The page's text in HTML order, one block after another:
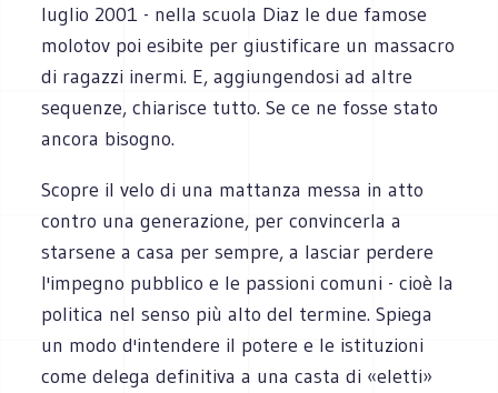
luglio 2001 - nella scuola Diaz le due famose
molotov poi esibite per giustificare un massacro
di ragazzi inermi. E, aggiungendosi ad altre
sequenze, chiarisce tutto. Se ce ne fosse stato
ancora bisogno.
Scopre il velo di una mattanza messa in atto
contro una generazione, per convincerla a
starsene a casa per sempre, a lasciar perdere
l'impegno pubblico e le passioni comuni - cioè la
politica nel senso più alto del termine. Spiega
un modo d'intendere il potere e le istituzioni
come delega definitiva a una casta di «eletti»